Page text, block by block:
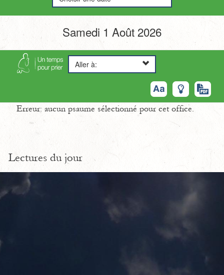
Samedi 1 Août 2026
Aller à:
Erreur: aucun psaume sélectionné pour cet office.
Lectures du jour